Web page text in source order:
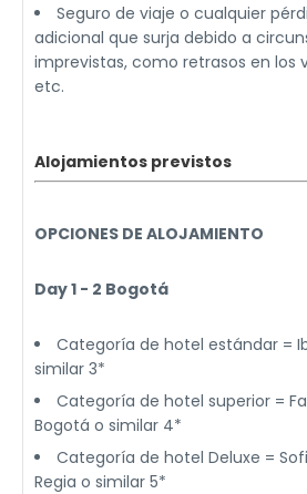
Seguro de viaje o cualquier
adicional que surja debido a
imprevistas, como retrasos en los
etc.
Alojamientos previstos
OPCIONES DE ALOJAMIENTO
Day 1 - 2 Bogotá
Categoría de hotel estándar =
similar 3*
Categoría de hotel superior =
Bogotá o similar 4*
Categoría de hotel Deluxe =
Regia o similar 5*